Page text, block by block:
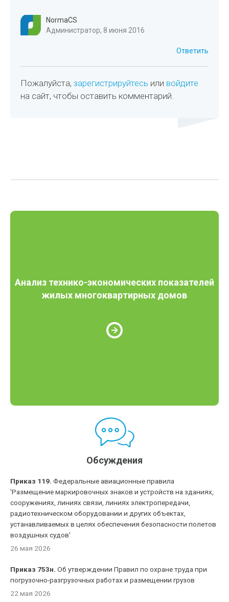
NormaCS
Администратор, 8 июня 2016
Ответить
Пожалуйста,зарегистрируйтесь или войдите
на сайт, чтобы оставить комментарий.
Анализ технико-экономических показателей
жилых многоквартирных домов
Обсуждения
Приказ 119. Федеральные авиационные правила
'Размещение маркировочных знаков и устройств на зданиях,
сооружениях, линиях связи, линиях электропередачи,
радиотехническом оборудовании и других объектах,
устанавливаемых в целях обеспечения безопасности полетов
воздушных судов'
26 мая 2026
Приказ 753н. Об утверждении Правил по охране труда при
погрузочно-разгрузочных работах и размещении грузов
22 мая 2026